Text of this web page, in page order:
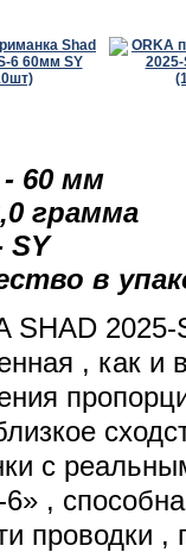
60 мм
граммa
SY
в
SHAD
, как
с
,
проводки ,